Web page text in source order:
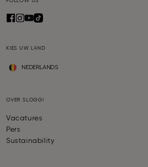
KIES UW LAND
NEDERLANDS
OVER SLOGGI
Vacatures
Pers
Sustainability